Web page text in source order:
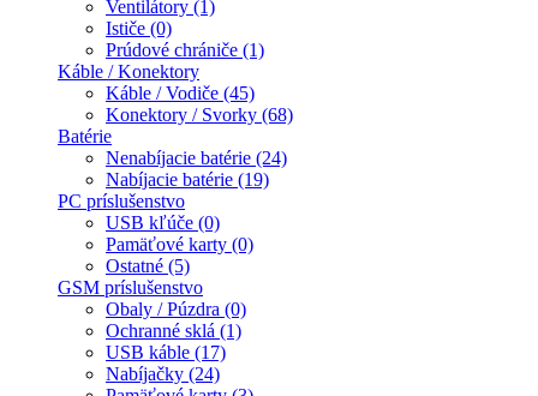
Ventilátory (1)
Ističe (0)
Prúdové chrániče (1)
Káble / Konektory
Káble / Vodiče (45)
Konektory / Svorky (68)
Batérie
Nenabíjacie batérie (24)
Nabíjacie batérie (19)
PC príslušenstvo
USB kľúče (0)
Pamäťové karty (0)
Ostatné (5)
GSM príslušenstvo
Obaly / Púzdra (0)
Ochranné sklá (1)
USB káble (17)
Nabíjačky (24)